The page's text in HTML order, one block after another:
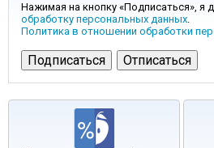
Нажимая на кнопку «Подписаться», я
обработку персональных данных.
Политика в отношении обработки